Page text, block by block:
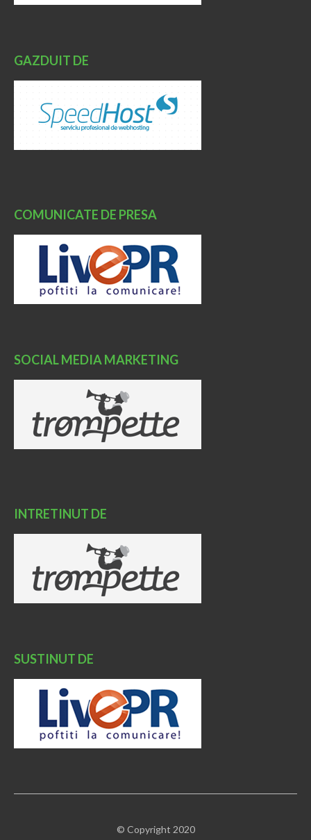
GAZDUIT DE
COMUNICATE DE PRESA
SOCIAL MEDIA MARKETING
INTRETINUT DE
SUSTINUT DE
© Copyright 2020